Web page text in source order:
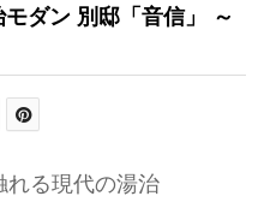
ダン 別邸「音信」 ～
れる現代の湯治